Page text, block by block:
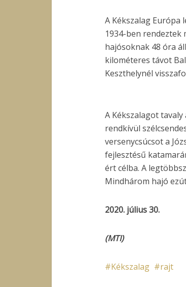
A Kékszalag
1934-ben
hajósoknak 48 óra
kilométeres távot
Keszthelynél
A Kékszalagot
rendkívül
versenycsúcsot a
fejlesztésű
ért célba. A
Mindhárom hajó
2020. július 30.
(MTI)
Kékszalag rajt